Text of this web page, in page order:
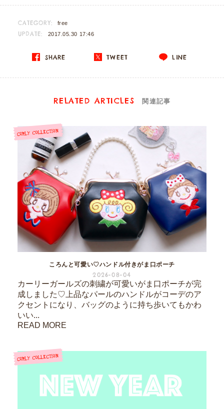
CATEGORY: free
UPDATE: 2017.05.30 17:46
SHARE TWEET LINE
RELATED ARTICLES 関連記事
ころんと可愛い♡ハンドル付きがま口ポーチ
2026-08-04
カーリーガールズの刺繍が可愛いがま口ポーチが完
成しました♡上品なパールのハンドルがコーデのア
クセントになり、バッグのように持ち歩いてもかわ
いい...
READ MORE